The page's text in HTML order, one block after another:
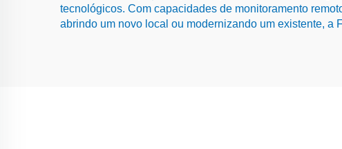
tecnológicos. Com capacidades de monitoramento
abrindo um novo local ou modernizando um existente,